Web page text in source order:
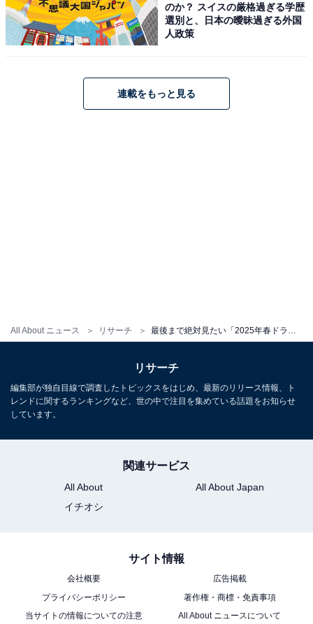
All About ニュース リサーチ 最後まで絶対見たい「2025年春ドラマ」ランキング！ 『続・続・最後から二番目の恋』を抑えた1位は？
のか？ スイスの厳格過ぎる学歴
選別と、日本の曖昧過ぎる外国
人政策
連載をもっと見る
リサーチ
編集部が独自目線で調査したトピックスをはじめ、最新のリリース情報、ト
レンドに関するランキングなど、世の中で注目を集めている話題をお知らせ
しています。
関連サービス
All About
All About Japan
イチオシ
サイト情報
会社概要
広告掲載
プライバシーポリシー
著作権・商標・免責事項
当サイトの情報についての注意
All About ニュースについて